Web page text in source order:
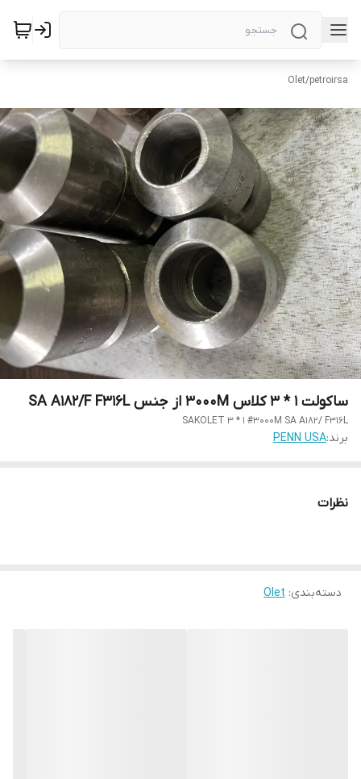
petroirsa
/
Olet
ساکولت 1 * 3 کلاس 3000M از جنس SA A182/F F316L
SAKOLET 3 * 1 #3000M SA A182/ F316L
برند:PENN USA
نظرات
دسته‌بندی:
Olet